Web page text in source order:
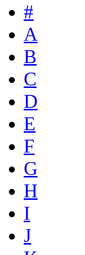
#
A
B
C
D
E
F
G
H
I
J